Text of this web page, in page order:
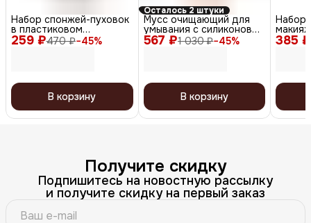
259 ₽470 ₽−45%
Набор спонжей-пуховок
в пластиковом
контейнере для сухих и
кремовых текстур,
В корзину
Осталось 2 штуки
567 ₽1 030 ₽−45%
Мусс очищающий для
умывания с силиконовой
щеточкой, 150 мл
В корзину
385 ₽
Набор
Получите скидку
Подпишитесь на новостную рассылку
и получите скидку на первый заказ